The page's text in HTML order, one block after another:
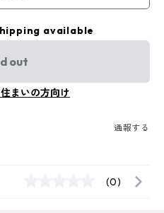
available
out
まいの方向け
通報する
(0)